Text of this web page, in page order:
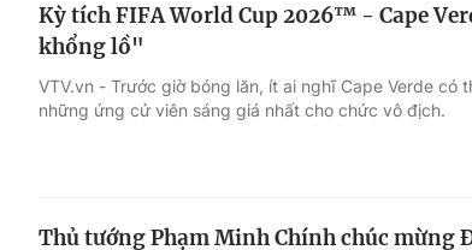
Điện ảnh
Du lịch
Kỳ tích FIFA World Cup 2026™ - Cape
khổng lồ"
VTV.vn - Trước giờ bóng lăn, ít ai nghĩ Cape Verde
những ứng cử viên sáng giá nhất cho chức vô địch.
Thủ tướng Phạm Minh Chính chúc mừng